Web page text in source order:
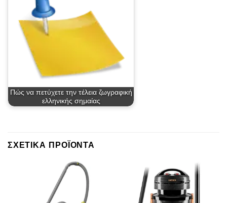
Πώς να πετύχετε την τέλεια ζωγραφική
ελληνικής σημαίας
ΣΧΕΤΙΚΆ ΠΡΟΪΌΝΤΑ